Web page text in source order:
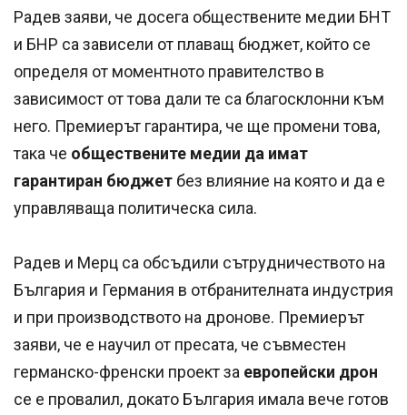
Радев заяви, че досега обществените медии БНТ
и БНР са зависели от плаващ бюджет, който се
определя от моментното правителство в
зависимост от това дали те са благосклонни към
него. Премиерът гарантира, че ще промени това,
така че обществените медии да имат
гарантиран бюджет без влияние на която и да е
управляваща политическа сила.
Радев и Мерц са обсъдили сътрудничеството на
България и Германия в отбранителната индустрия
и при производството на дронове. Премиерът
заяви, че е научил от пресата, че съвместен
германско-френски проект за европейски дрон
се е провалил, докато България имала вече готов